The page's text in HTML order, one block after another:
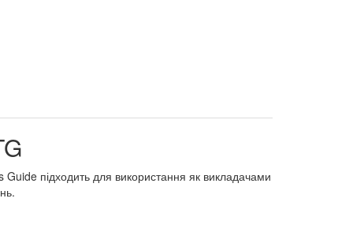
Guide підходить для використання як викладачами